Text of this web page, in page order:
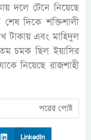
দলে টেনে নিয়েছে
শেষ দিকে শক্তিশালী
টাকায় এবং মাহিদুল
চমক ছিল ইয়াসির
নিয়েছে রাজশাহী
পরের পোষ্ট
LinkedIn